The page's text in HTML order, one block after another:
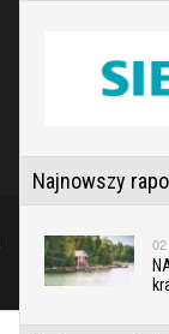
Najnowszy